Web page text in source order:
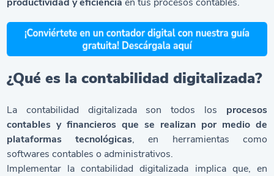
¿Qué es la contabilidad digitalizada?
La contabilidad digitalizada son todos los procesos
contables y financieros que se realizan por medio de
plataformas tecnológicas, en herramientas como
softwares contables o administrativos.
Implementar la contabilidad digitalizada implica que, en